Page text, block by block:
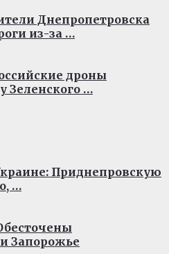
Днепропетровска
из-за …
дроны
Зеленского …
Приднепровскую
…
Запорожье